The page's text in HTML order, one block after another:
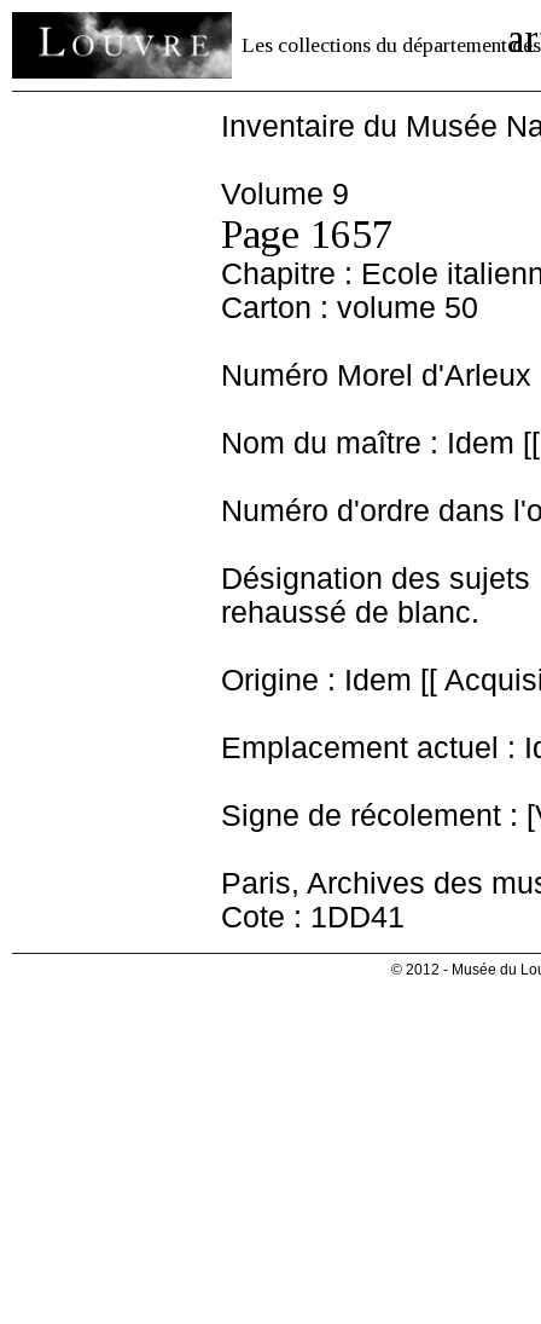
Les collections du département des
Inventaire du Musée
Volume 9
Page 1657
Chapitre : Ecole
Carton : volume 50
Numéro Morel
Nom du maître : Idem
Numéro d'ordre dans
Désignation des
rehaussé de blanc.
Origine : Idem [[
Emplacement actuel :
Signe de récolement :
Paris, Archives des
Cote : 1DD41
© 2012 - Musée du